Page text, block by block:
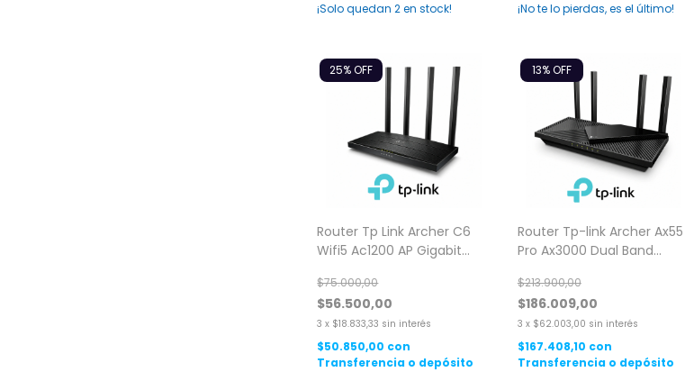
¡Solo quedan2en stock!
¡No te lo pierdas, es el último!
Router Tp Link Archer C6
Wifi5 Ac1200 AP Gigabit
$56.500,00
$75.000,00
25% OFF
3 x $18.833,33 sin interés
$50.850,00 con
Transferencia o depósito
Router Tp-link Archer Ax55
Pro Ax3000 Dual Band
$186.009,00
$213.900,00
13% OFF
3 x $62.003,00 sin interés
$167.408,10 con
Transferencia o depósito